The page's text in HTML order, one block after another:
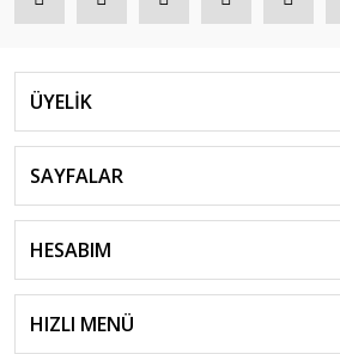
ÜYELİK
SAYFALAR
HESABIM
HIZLI MENÜ